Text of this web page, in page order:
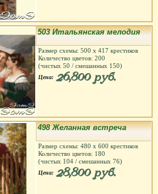
503 Итальянская мелодия
Размер схемы: 500 х 417 крестиков
Количество цветов: 200
(чистых 50 / смешанных 150)
Цена: 26,800 руб.
498 Желанная встреча
Размер схемы: 480 х 600 крестиков
Количество цветов: 180
(чистых 104 / смешанных 76)
Цена: 28,800 руб.